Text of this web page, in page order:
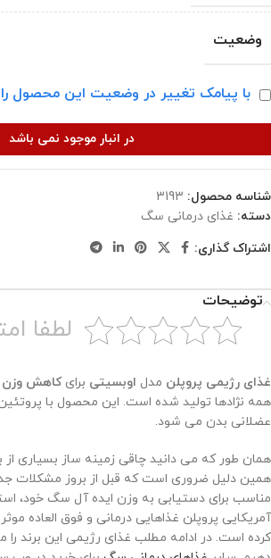
وضعیت
با پیامک تغییر در وضعیت این محصول را
در انبار موجود نمی باشد
شناسه محصول: 3193
دسته: غذای درمانی سگ
اشتراک گذاری:
توضیحات
لطفا
غذای رژیمی پروپلن مدل اوبسیتی برایکاهش وزن
همه نژادها تولید شده است. این محصول با
عضلانی بدن می شود.
همان طور که می دانید چاقی زمینه ساز بسیاری از
همین دلیل ضروری است که قبل از بروز مشکلات
مناسب برای دستیابی به وزن ایده آل سگ خود،
آمریکایی پروپلن غذاهایی درمانی و فوق العاده
کرده است. در ادامه مطلب غذای رژیمی این برند را